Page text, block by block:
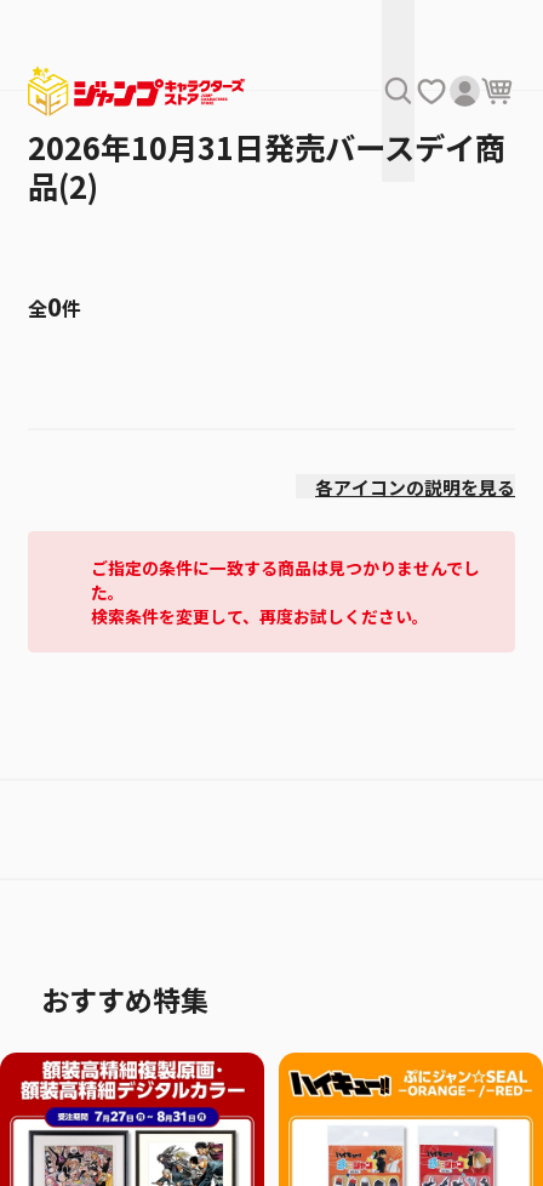
2026年10月31日発売バースデイ商
品(2)
全0件
各アイコンの説明を見る
ご指定の条件に一致する商品は見つかりませんでし
た。
検索条件を変更して、再度お試しください。
おすすめ特集